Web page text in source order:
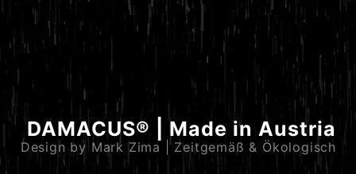
DAMACUS® | Made in Austria
Design by Mark Zima | Zeitgemäß & Ökologisch